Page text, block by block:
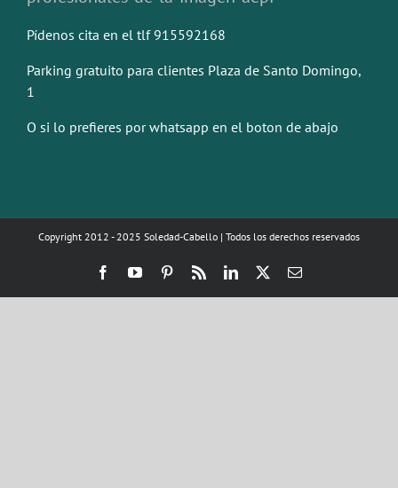
Pídenos cita en el tlf 915592168
Parking gratuito para clientes Plaza de Santo Domingo,
1
O si lo prefieres por whatsapp en el boton de abajo
Copyright 2012 - 2025 Soledad-Cabello | Todos los derechos reservados
FacebookYouTubePinterestRss LinkedIn
Correo